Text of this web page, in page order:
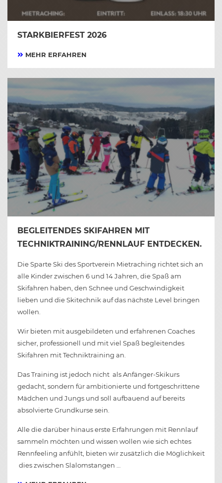
STARKBIERFEST 2026
MEHR ERFAHREN
BEGLEITENDES SKIFAHREN MIT
TECHNIKTRAINING/RENNLAUF ENTDECKEN.
Die Sparte Ski des Sportverein Mietraching richtet sich an
alle Kinder zwischen 6 und 14 Jahren, die Spaß am
Skifahren haben, den Schnee und Geschwindigkeit
lieben und die Skitechnik auf das nächste Level bringen
wollen.
Wir bieten mit ausgebildeten und erfahrenen Coaches
sicher, professionell und mit viel Spaß begleitendes
Skifahren mit Techniktraining an.
Das Training ist jedoch nicht als Anfänger-Skikurs
gedacht, sondern für ambitionierte und fortgeschrittene
Mädchen und Jungs und soll aufbauend auf bereits
absolvierte Grundkurse sein.
Alle die darüber hinaus erste Erfahrungen mit Rennlauf
sammeln möchten und wissen wollen wie sich echtes
Rennfeeling anfühlt, bieten wir zusätzlich die Möglichkeit
dies zwischen Slalomstangen …